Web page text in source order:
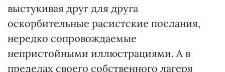
выстукивая друг для друга
оскорбительные расистские послания,
нередко сопровождаемые
непристойными иллюстрациями. А в
пределах своего собственного лагеря